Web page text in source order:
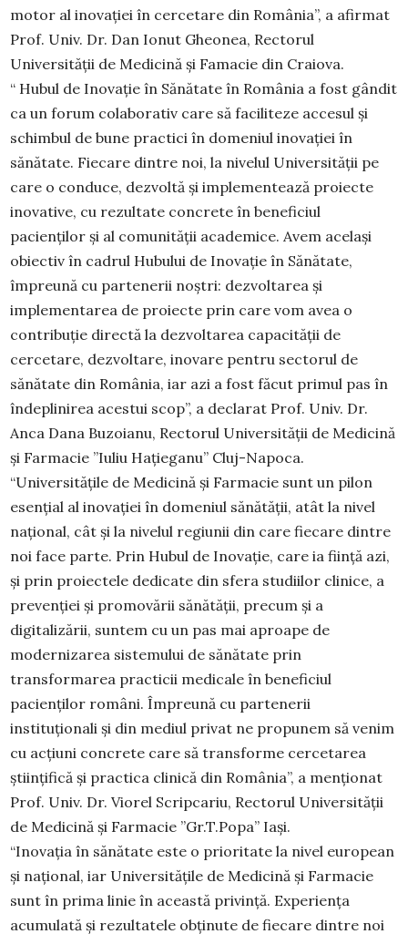
motor al inovației în cercetare din România”, a afirmat
Prof. Univ. Dr. Dan Ionut Gheonea, Rectorul
Universității de Medicină și Famacie din Craiova.
“ Hubul de Inovație în Sănătate în România a fost gândit
ca un forum colaborativ care să faciliteze accesul și
schimbul de bune practici în domeniul inovației în
sănătate. Fiecare dintre noi, la nivelul Universității pe
care o conduce, dezvoltă și implementează proiecte
inovative, cu rezultate concrete în beneficiul
pacienților și al comunității academice. Avem același
obiectiv în cadrul Hubului de Inovație în Sănătate,
împreună cu partenerii noștri: dezvoltarea și
implementarea de proiecte prin care vom avea o
contribuție directă la dezvoltarea capacității de
cercetare, dezvoltare, inovare pentru sectorul de
sănătate din România, iar azi a fost făcut primul pas în
îndeplinirea acestui scop”, a declarat Prof. Univ. Dr.
Anca Dana Buzoianu, Rectorul Universității de Medicină
și Farmacie ”Iuliu Hațieganu” Cluj-Napoca.
“Universitățile de Medicină și Farmacie sunt un pilon
esențial al inovației în domeniul sănătății, atât la nivel
național, cât și la nivelul regiunii din care fiecare dintre
noi face parte. Prin Hubul de Inovație, care ia ființă azi,
și prin proiectele dedicate din sfera studiilor clinice, a
prevenției și promovării sănătății, precum și a
digitalizării, suntem cu un pas mai aproape de
modernizarea sistemului de sănătate prin
transformarea practicii medicale în beneficiul
pacienților români. Împreună cu partenerii
instituționali și din mediul privat ne propunem să venim
cu acțiuni concrete care să transforme cercetarea
științifică și practica clinică din România”, a menționat
Prof. Univ. Dr. Viorel Scripcariu, Rectorul Universității
de Medicină și Farmacie ”Gr.T.Popa” Iași.
“Inovația în sănătate este o prioritate la nivel european
și național, iar Universitățile de Medicină și Farmacie
sunt în prima linie în această privință. Experiența
acumulată și rezultatele obținute de fiecare dintre noi